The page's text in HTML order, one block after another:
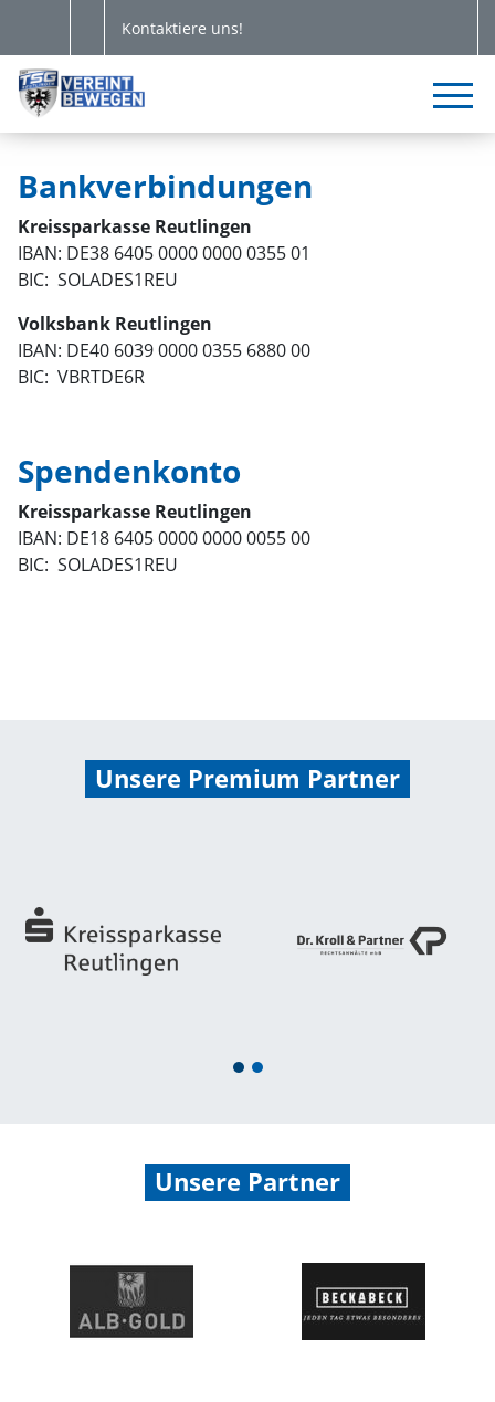
Kontaktiere uns!
Bankverbindungen
Kreissparkasse Reutlingen
IBAN: DE38 6405 0000 0000 0355 01
BIC: SOLADES1REU
Volksbank Reutlingen
IBAN: DE40 6039 0000 0355 6880 00
BIC: VBRTDE6R
Spendenkonto
Kreissparkasse Reutlingen
IBAN: DE18 6405 0000 0000 0055 00
BIC: SOLADES1REU
Unsere Premium Partner
1 2
Unsere Partner